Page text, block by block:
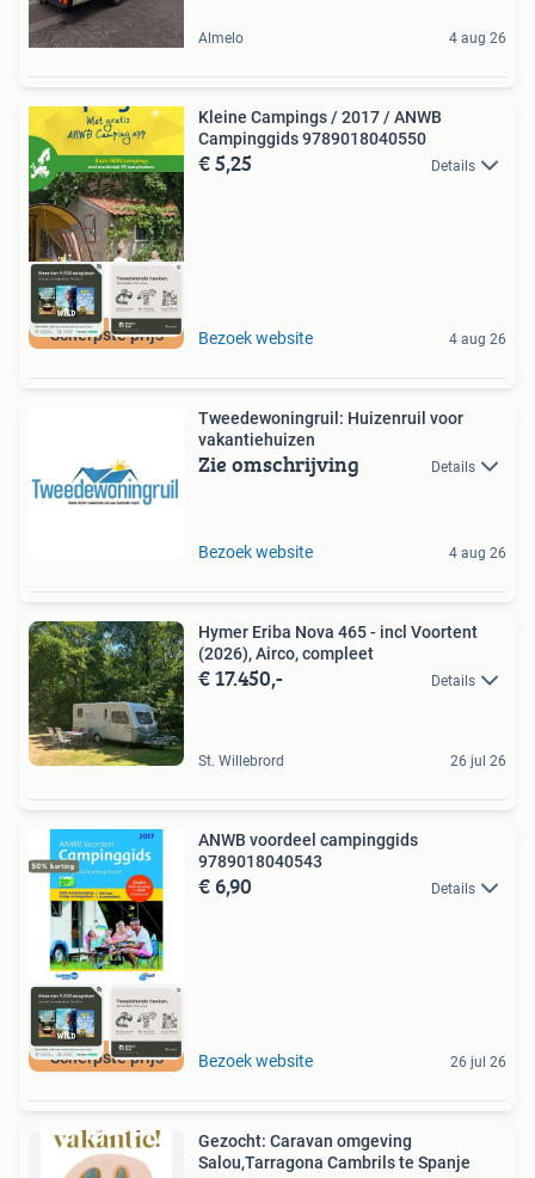
Almelo 4 aug 26
Scherpste prijs
Kleine Campings / 2017 / ANWB
Campinggids 9789018040550
€ 5,25 Details
Bezoek website 4 aug 26
Tweedewoningruil: Huizenruil voor
vakantiehuizen
Zie omschrijving Details
Bezoek website 4 aug 26
Hymer Eriba Nova 465 - incl Voortent
(2026), Airco, compleet
€ 17.450,- Details
St. Willebrord 26 jul 26
Scherpste prijs
ANWB voordeel campinggids
9789018040543
€ 6,90 Details
Bezoek website 26 jul 26
Gezocht: Caravan omgeving
Salou,Tarragona Cambrils te Spanje